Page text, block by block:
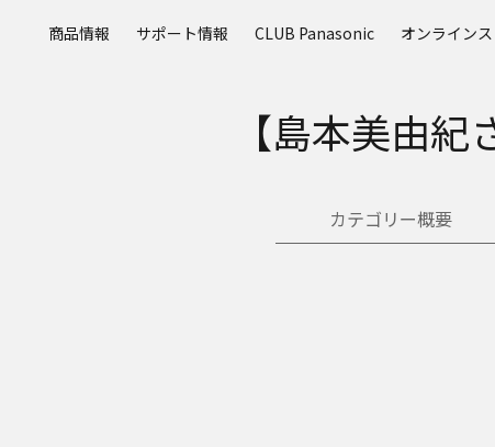
商品情報 サポート情報 CLUB Panasonic オンライン
【島本美由
カテゴリー概要